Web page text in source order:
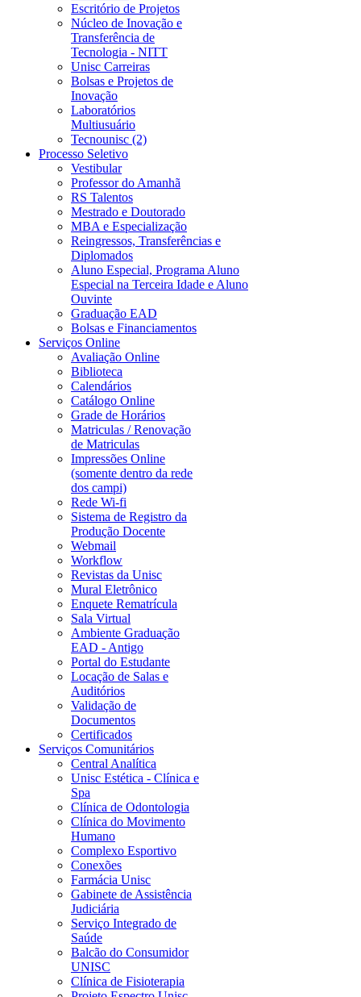
Escritório de Projetos
Núcleo de Inovação e
Transferência de
Tecnologia - NITT
Unisc Carreiras
Bolsas e Projetos de
Inovação
Laboratórios
Multiusuário
Tecnounisc (2)
Processo Seletivo
Vestibular
Professor do Amanhã
RS Talentos
Mestrado e Doutorado
MBA e Especialização
Reingressos, Transferências e
Diplomados
Aluno Especial, Programa Aluno
Especial na Terceira Idade e Aluno
Ouvinte
Graduação EAD
Bolsas e Financiamentos
Serviços Online
Avaliação Online
Biblioteca
Calendários
Catálogo Online
Grade de Horários
Matriculas / Renovação
de Matriculas
Impressões Online
(somente dentro da rede
dos campi)
Rede Wi-fi
Sistema de Registro da
Produção Docente
Webmail
Workflow
Revistas da Unisc
Mural Eletrônico
Enquete Rematrícula
Sala Virtual
Ambiente Graduação
EAD - Antigo
Portal do Estudante
Locação de Salas e
Auditórios
Validação de
Documentos
Certificados
Serviços Comunitários
Central Analítica
Unisc Estética - Clínica e
Spa
Clínica de Odontologia
Clínica do Movimento
Humano
Complexo Esportivo
Conexões
Farmácia Unisc
Gabinete de Assistência
Judiciária
Serviço Integrado de
Saúde
Balcão do Consumidor
UNISC
Clínica de Fisioterapia